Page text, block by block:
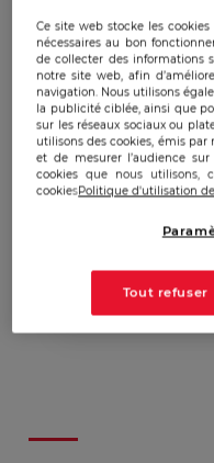
16
Christian
chaîne
Ce site web stocke les
nécessaires au bon
de collecter des informations
notre site web, afin
navigation. Nous utilisons
la publicité ciblée, ainsi que
sur les réseaux sociaux ou
utilisons des cookies, émis par
et de mesurer l’audience
cookies que nous utilisons,
cookiesPolitique d'utilisation
Tout refuser